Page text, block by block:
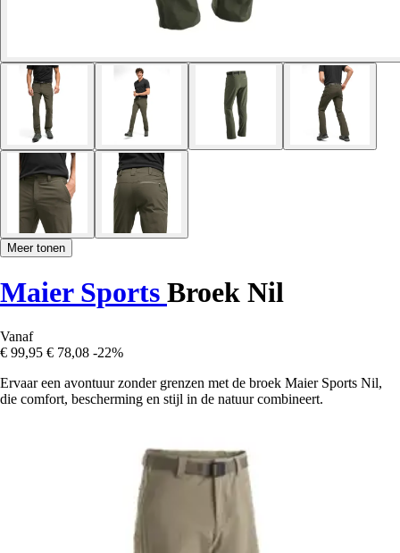
Meer tonen
Maier Sports Broek Nil
Vanaf
€ 99,95 € 78,08 -22%
Ervaar een avontuur zonder grenzen met de broek Maier Sports Nil,
die comfort, bescherming en stijl in de natuur combineert.